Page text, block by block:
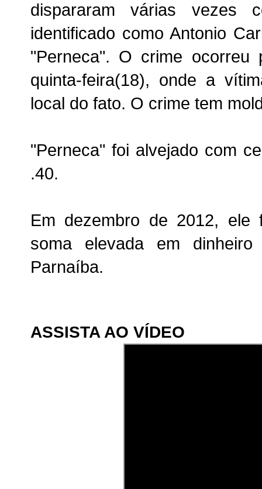
dispararam várias
identificado como Antonio
"Perneca". O crime
quinta-feira(18), onde a
local do fato. O crime tem
"Perneca" foi alvejado com
.40.
Em dezembro de 2012,
soma elevada em
Parnaíba.
ASSISTA AO VÍDEO